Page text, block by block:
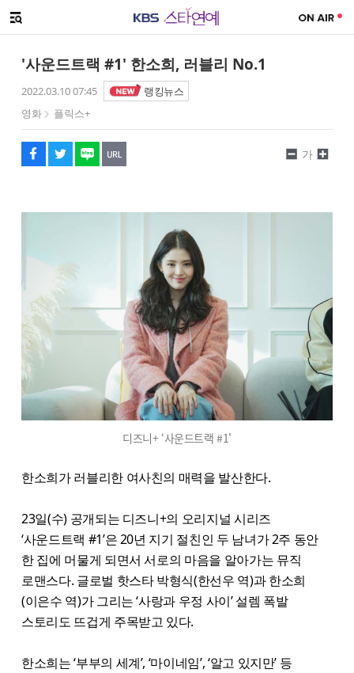
메뉴 열기
'사운드트랙 #1' 한소희, 러블리 No.1
2022.03.10 07:45
랭킹뉴스
영화
플릭스+
페이스북
트위터
네이버
URL복사
글씨 작게보기
가
글씨 크게보기
디즈니+ ‘사운드트랙 #1'
한소희가 러블리한 여사친의 매력을 발산한다.
23일(수) 공개되는 디즈니+의 오리지널 시리즈
‘사운드트랙 #1’은 20년 지기 절친인 두 남녀가 2주 동안
한 집에 머물게 되면서 서로의 마음을 알아가는 뮤직
로맨스다. 글로벌 핫스타 박형식(한선우 역)과 한소희
(이은수 역)가 그리는 ‘사랑과 우정 사이’ 설렘 폭발
스토리도 뜨겁게 주목받고 있다.
한소희는 ‘부부의 세계’, ‘마이네임’, ‘알고 있지만’ 등
해시태그